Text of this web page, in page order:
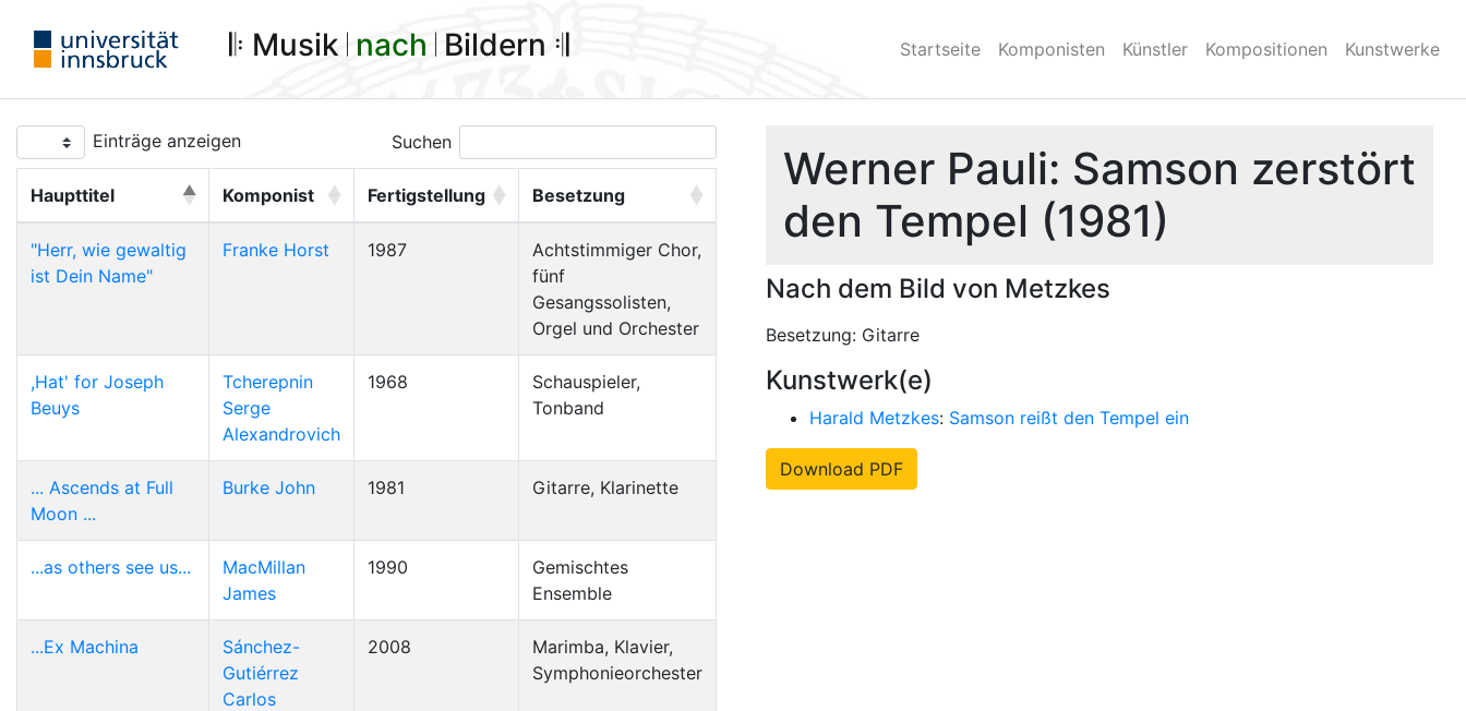
𝄆 Musik 𝄀 nach 𝄀 Bildern 𝄇 Startseite Komponisten Künstler Kompositionen Kunstwerke
Einträge anzeigen Suchen
Haupttitel Komponist Fertigstellung Besetzung
"Herr, wie gewaltig
ist Dein Name"
Franke Horst 1987
Achtstimmiger Chor,
fünf
Gesangssolisten,
Orgel und Orchester
,Hat' for Joseph
Beuys
Tcherepnin
Serge
Alexandrovich
1968
Schauspieler,
Tonband
... Ascends at Full
Moon ...
Burke John 1981 Gitarre, Klarinette
...as others see us...
MacMillan
James
1990
Gemischtes
Ensemble
...Ex Machina
Sánchez-
Gutiérrez
Carlos
2008
Marimba, Klavier,
Symphonieorchester
Werner Pauli: Samson zerstört
den Tempel (1981)
Nach dem Bild von Metzkes
Besetzung: Gitarre
Kunstwerk(e)
Harald Metzkes: Samson reißt den Tempel ein
Download PDF